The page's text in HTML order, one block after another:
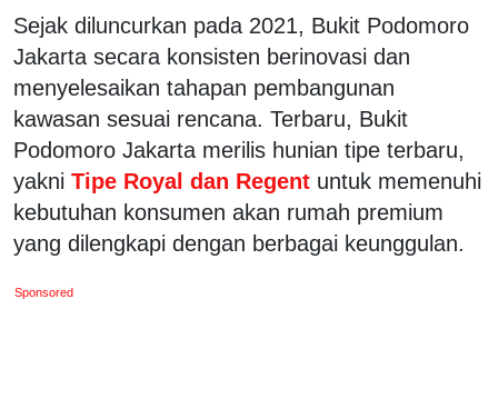
Sejak diluncurkan pada 2021, Bukit Podomoro
Jakarta secara konsisten berinovasi dan
menyelesaikan tahapan pembangunan
kawasan sesuai rencana. Terbaru, Bukit
Podomoro Jakarta merilis hunian tipe terbaru,
yakni Tipe Royal dan Regent untuk memenuhi
kebutuhan konsumen akan rumah premium
yang dilengkapi dengan berbagai keunggulan.
Sponsored